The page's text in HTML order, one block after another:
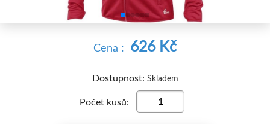
Cena : 626 Kč
Dostupnost: Skladem
Počet kusů: